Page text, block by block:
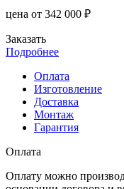
цена от 342 000 ₽
Заказать
Подробнее
Оплата
Изготовление
Доставка
Монтаж
Гарантия
Оплата
Оплату можно